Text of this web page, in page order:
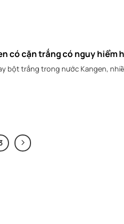
có cặn trắng có nguy hiểm
bột trắng trong nước Kangen,